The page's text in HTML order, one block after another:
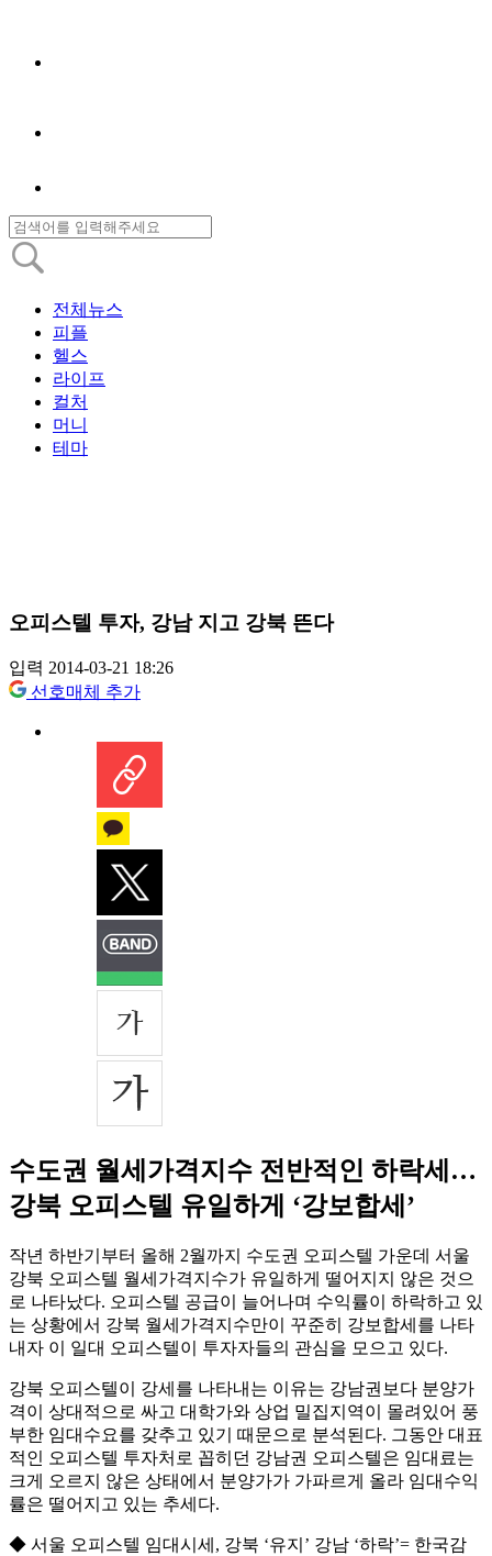
전체뉴스
피플
헬스
라이프
컬처
머니
테마
오피스텔 투자, 강남 지고 강북 뜬다
입력 2014-03-21 18:26
선호매체 추가
수도권 월세가격지수 전반적인 하락세…
강북 오피스텔 유일하게 ‘강보합세’
작년 하반기부터 올해 2월까지 수도권 오피스텔 가운데 서울
강북 오피스텔 월세가격지수가 유일하게 떨어지지 않은 것으
로 나타났다. 오피스텔 공급이 늘어나며 수익률이 하락하고 있
는 상황에서 강북 월세가격지수만이 꾸준히 강보합세를 나타
내자 이 일대 오피스텔이 투자자들의 관심을 모으고 있다.
강북 오피스텔이 강세를 나타내는 이유는 강남권보다 분양가
격이 상대적으로 싸고 대학가와 상업 밀집지역이 몰려있어 풍
부한 임대수요를 갖추고 있기 때문으로 분석된다. 그동안 대표
적인 오피스텔 투자처로 꼽히던 강남권 오피스텔은 임대료는
크게 오르지 않은 상태에서 분양가가 가파르게 올라 임대수익
률은 떨어지고 있는 추세다.
◆ 서울 오피스텔 임대시세, 강북 ‘유지’ 강남 ‘하락’= 한국감